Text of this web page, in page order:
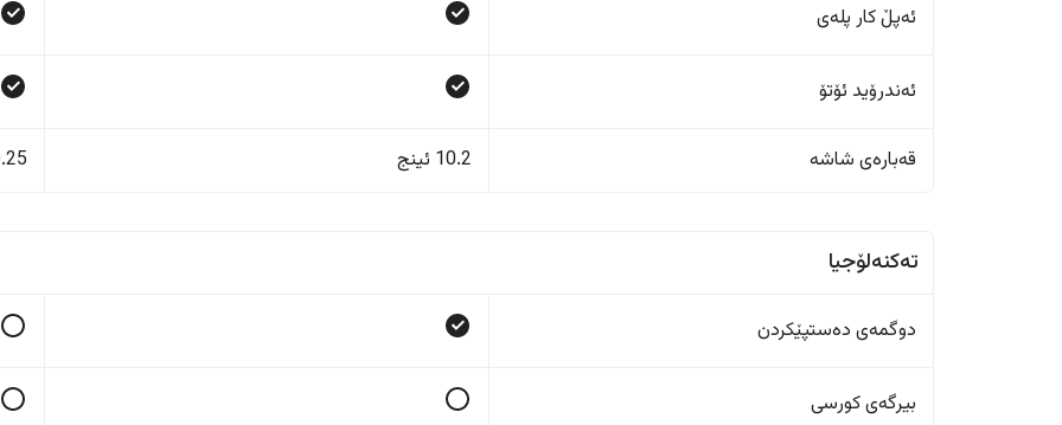
ئەپڵ کار پلەی
ئەندرۆید ئۆتۆ
قەبارەی شاشە 10.2 ئینج
تەکنەلۆجیا
دوگمەی دەستپێکردن
بیرگەی کورسی